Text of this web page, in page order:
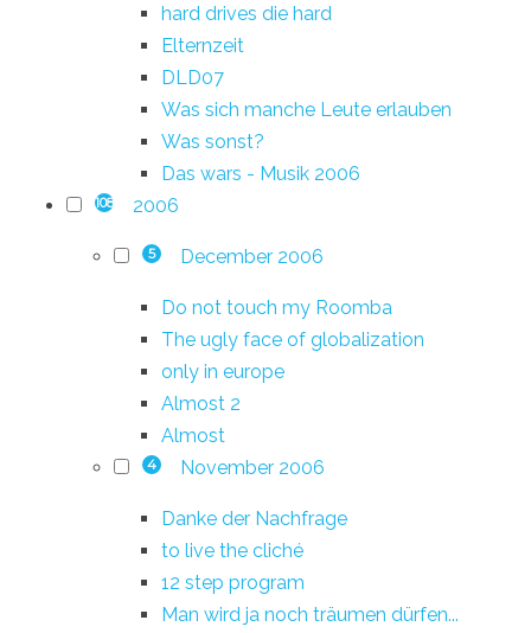
hard drives die hard
Elternzeit
DLD07
Was sich manche Leute erlauben
Was sonst?
Das wars - Musik 2006
108 2006
5 December 2006
Do not touch my Roomba
The ugly face of globalization
only in europe
Almost 2
Almost
4 November 2006
Danke der Nachfrage
to live the cliché
12 step program
Man wird ja noch träumen dürfen...